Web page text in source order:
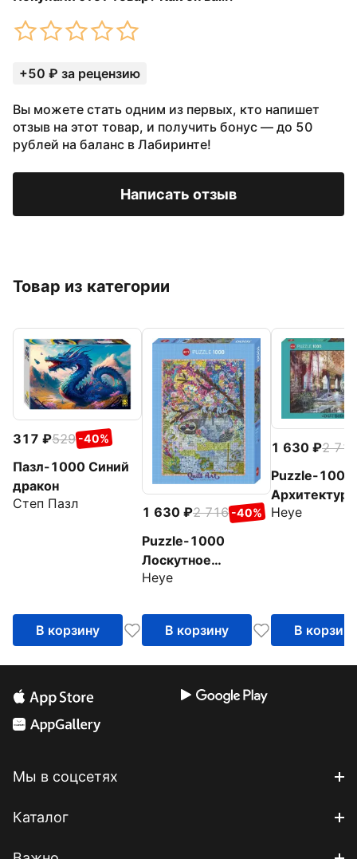
+50 ₽ за рецензию
Вы можете стать одним из первых, кто напишет
отзыв на этот товар, и получить бонус — до 50
рублей на баланс в Лабиринте!
Написать отзыв
Товар из категории
317 529 -40%
Пазл-1000 Синий
дракон
Степ Пазл
В корзину
1 630 2 716 -40%
Puzzle-1000
Лоскутное
искусство.
Heye
В корзину
1 630
2 716
Puzzle-1000
фантазия.
Heye
В корзину
Мы в соцсетях
Каталог